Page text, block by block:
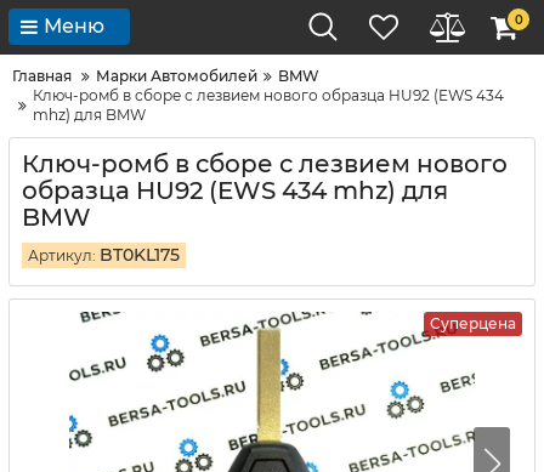
Меню 0
Главная Марки Автомобилей
BMW
Ключ-ромб в сборе с лезвием нового образца HU92 (EWS 434
mhz) для BMW
Ключ-ромб в сборе с лезвием нового
образца HU92 (EWS 434 mhz) для
BMW
Артикул: BT0KL175
Суперцена